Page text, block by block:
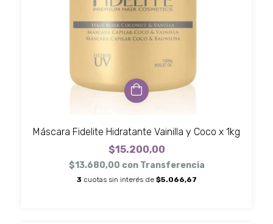
Máscara Fidelite Hidratante Vainilla y Coco x 1kg
$15.200,00
$13.680,00 con Transferencia
3 cuotas sin interés de $5.066,67